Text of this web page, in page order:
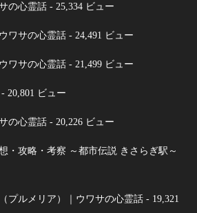
の心霊話 - 25,334 ビュー
ワサの心霊話 - 24,491 ビュー
ワサの心霊話 - 21,499 ビュー
- 20,801 ビュー
の心霊話 - 20,226 ビュー
・攻略・考察 ～都市伝説 きさらぎ駅～
プルメリア）｜ウワサの心霊話 - 19,321